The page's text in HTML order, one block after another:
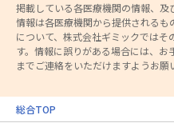
掲載している各医療機関の情報、及
情報は各医療機関から提供される
について、株式会社ギミックでは
す。情報に誤りがある場合には、
までご連絡をいただけますようお願
総合TOP